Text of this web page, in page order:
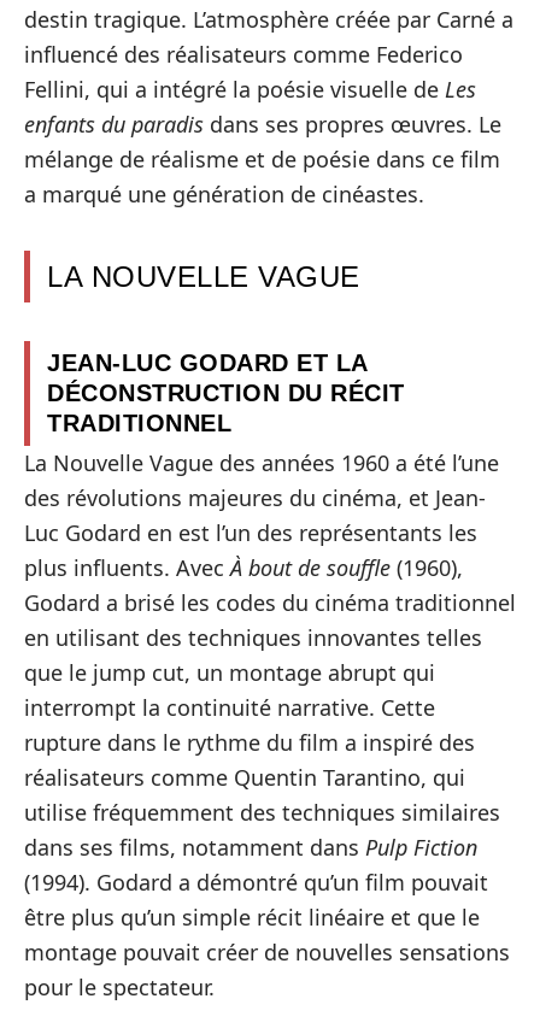
destin tragique. L’atmosphère créée par Carné a
influencé des réalisateurs comme Federico
Fellini, qui a intégré la poésie visuelle de Les
enfants du paradis dans ses propres œuvres. Le
mélange de réalisme et de poésie dans ce film
a marqué une génération de cinéastes.
LA NOUVELLE VAGUE
JEAN-LUC GODARD ET LA
DÉCONSTRUCTION DU RÉCIT
TRADITIONNEL
La Nouvelle Vague des années 1960 a été l’une
des révolutions majeures du cinéma, et Jean-
Luc Godard en est l’un des représentants les
plus influents. AvecÀ bout de souffle (1960),
Godard a brisé les codes du cinéma traditionnel
en utilisant des techniques innovantes telles
que le jump cut, un montage abrupt qui
interrompt la continuité narrative. Cette
rupture dans le rythme du film a inspiré des
réalisateurs comme Quentin Tarantino, qui
utilise fréquemment des techniques similaires
dans ses films, notamment dans Pulp Fiction
(1994). Godard a démontré qu’un film pouvait
être plus qu’un simple récit linéaire et que le
montage pouvait créer de nouvelles sensations
pour le spectateur.